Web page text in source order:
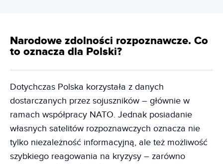
Narodowe zdolności rozpoznawcze. Co
to oznacza dla Polski?
Dotychczas Polska korzystała z danych
dostarczanych przez sojuszników – głównie w
ramach współpracy NATO. Jednak posiadanie
własnych satelitów rozpoznawczych oznacza nie
tylko niezależność informacyjną, ale też możliwość
szybkiego reagowania na kryzysy – zarówno